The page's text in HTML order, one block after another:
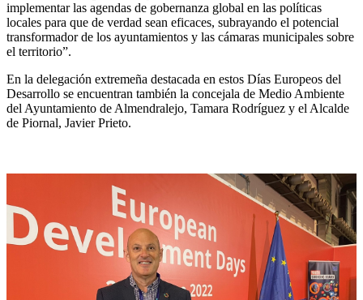
implementar las agendas de gobernanza global en las políticas
locales para que de verdad sean eficaces, subrayando el potencial
transformador de los ayuntamientos y las cámaras municipales sobre
el territorio”.
En la delegación extremeña destacada en estos Días Europeos del
Desarrollo se encuentran también la concejala de Medio Ambiente
del Ayuntamiento de Almendralejo, Tamara Rodríguez y el Alcalde
de Piornal, Javier Prieto.